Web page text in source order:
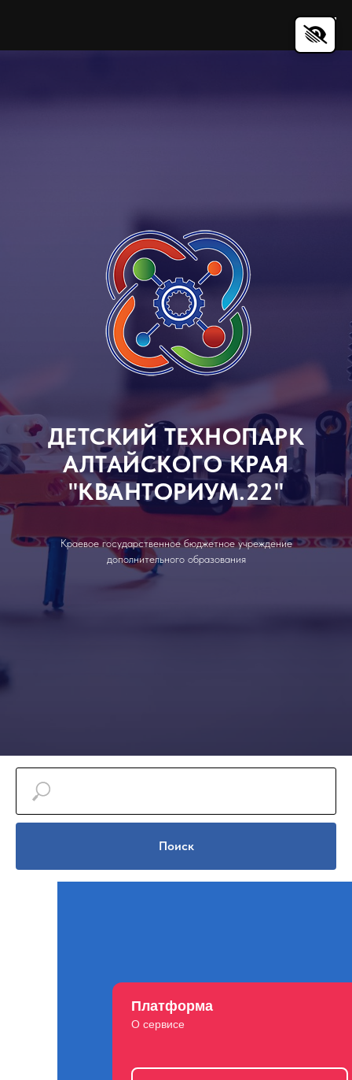
ДЕТСКИЙ ТЕХНОПАРК
АЛТАЙСКОГО КРАЯ
"КВАНТОРИУМ.22"
Краевое госyдарственное бюджетное yчреждение
дополнительного образования
Поиск
Платформа
О сервисе